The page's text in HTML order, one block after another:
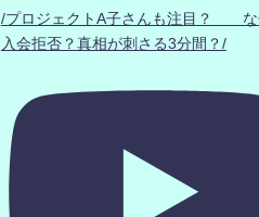
/プロジェクトA子さんも注目？ な
入会拒否？真相が刺さる3分間？/